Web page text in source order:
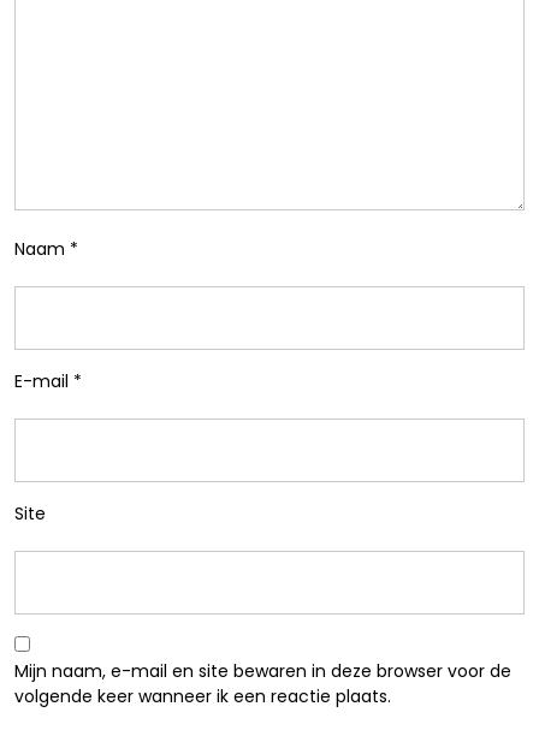
Naam *
E-mail *
Site
Mijn naam, e-mail en site bewaren in deze browser voor de
volgende keer wanneer ik een reactie plaats.